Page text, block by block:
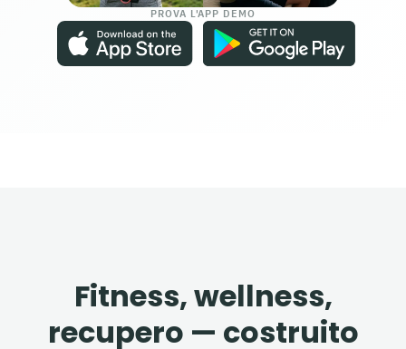
PROVA L'APP DEMO
Fitness, wellness,
recupero — costruito